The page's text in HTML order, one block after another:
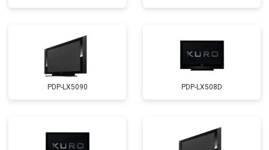
PDP-LX5090 PDP-LX508D